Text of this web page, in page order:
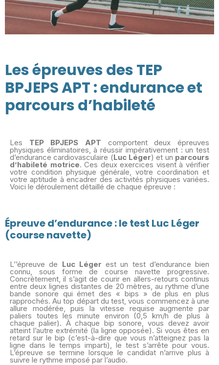
Les épreuves des TEP
BPJEPS APT : endurance et
parcours d’habileté
Les TEP BPJEPS APT comportent deux épreuves
physiques éliminatoires, à réussir impérativement : un test
d’endurance cardiovasculaire (Luc Léger) et un parcours
d’habileté motrice. Ces deux exercices visent à vérifier
votre condition physique générale, votre coordination et
votre aptitude à encadrer des activités physiques variées.
Voici le déroulement détaillé de chaque épreuve :
Épreuve d’endurance : le test Luc Léger
(course navette)
L’’épreuve de Luc Léger est un test d’endurance bien
connu, sous forme de course navette progressive.
Concrètement, il s’agit de courir en allers-retours continus
entre deux lignes distantes de 20 mètres, au rythme d’une
bande sonore qui émet des « bips » de plus en plus
rapprochés. Au top départ du test, vous commencez à une
allure modérée, puis la vitesse requise augmente par
paliers toutes les minute environ (0,5 km/h de plus à
chaque palier). À chaque bip sonore, vous devez avoir
atteint l’autre extrémité (la ligne opposée). Si vous êtes en
retard sur le bip (c’est-à-dire que vous n’atteignez pas la
ligne dans le temps imparti), le test s’arrête pour vous.
L’épreuve se termine lorsque le candidat n’arrive plus à
suivre le rythme imposé par l’audio.